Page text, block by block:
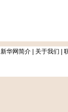
新华网简介 关于我们